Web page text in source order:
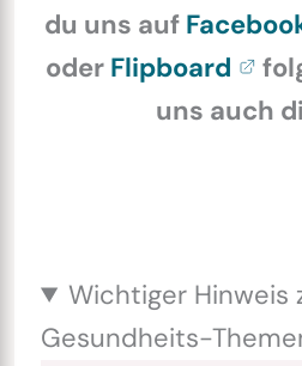
du uns auf
oder Flipboard
uns auch
Wichtiger Hinweis
Gesundheits-